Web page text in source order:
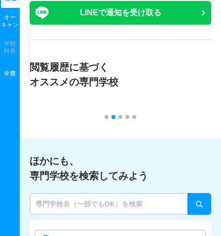
オー
キャン
学校
特長
学費
LINEで通知を受け取る
閲覧履歴に基づく
オススメの専門学校
ほかにも、
専門学校を検索してみよう